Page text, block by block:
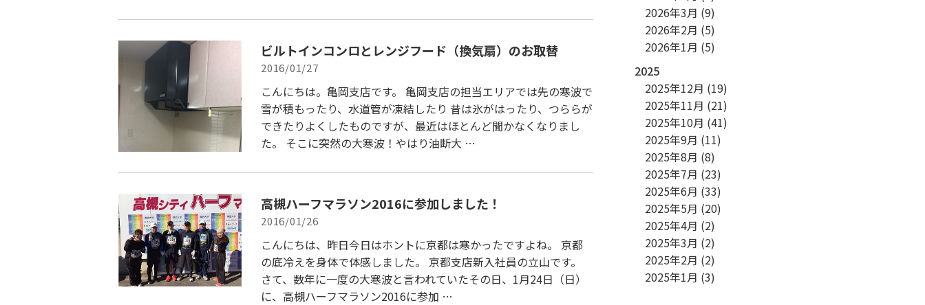
2026年3月 (9)
2026年2月 (5)
2026年1月 (5)
2025
2025年12月 (19)
2025年11月 (21)
2025年10月 (41)
2025年9月 (11)
2025年8月 (8)
2025年7月 (23)
2025年6月 (33)
2025年5月 (20)
2025年4月 (2)
2025年3月 (2)
2025年2月 (2)
2025年1月 (3)
ビルトインコンロとレンジフード（換気扇）のお取替
2016/01/27
こんにちは。亀岡支店です。 亀岡支店の担当エリアでは先の寒波で
雪が積もったり、水道管が凍結したり 昔は氷がはったり、つららが
できたりよくしたものですが、最近はほとんど聞かなくなりまし
た。 そこに突然の大寒波！やはり油断大 …
高槻ハーフマラソン2016に参加しました！
2016/01/26
こんにちは、昨日今日はホントに京都は寒かったですよね。 京都
の底冷えを身体で体感しました。 京都支店新入社員の立山です。
さて、数年に一度の大寒波と言われていたその日、1月24日（日）
に、高槻ハーフマラソン2016に参加 …